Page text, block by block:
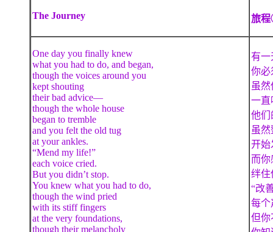
The Journey 旅
One day you finally knew
what you had to do, and began,
though the voices around you
kept shouting
their bad advice—
though the whole house
began to tremble
and you felt the old tug
at your ankles.
“Mend my life!”
each voice cried.
But you didn’t stop.
You knew what you had to do,
though the wind pried
with its stiff fingers
at the very foundations,
though their melancholy
有一
你必
虽
一直
他们
虽
开始
而你
绊住
“改
每个
但你